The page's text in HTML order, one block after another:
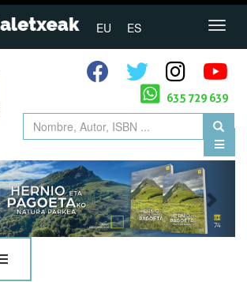
EU ES
635 729 639